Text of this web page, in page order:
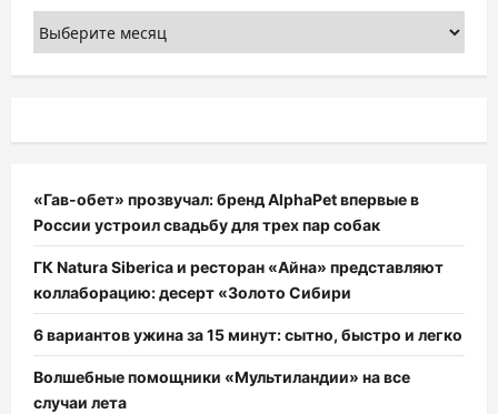
Архивы
«Гав-обет» прозвучал: бренд AlphaPet впервые в
России устроил свадьбу для трех пар собак
ГК Natura Siberica и ресторан «Айна» представляют
коллаборацию: десерт «Золото Сибири
6 вариантов ужина за 15 минут: сытно, быстро и легко
Волшебные помощники «Мультиландии» на все
случаи лета